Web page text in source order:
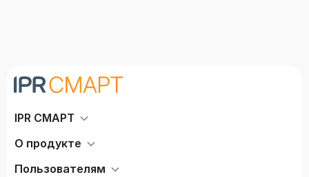
IPR СМАРТ
О продукте
Пользователям